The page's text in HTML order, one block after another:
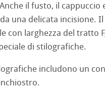
Classici
Pastel
fatta a mano
il fusto, il cappuccio
una delicata incisione.
con larghezza del tratto
di stilografiche.
includono un